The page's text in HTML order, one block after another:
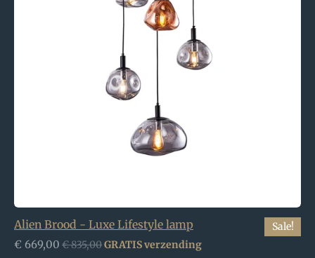
Sale!
Alien Brood - Luxe Lifestyle lamp
€ 669,00 € 835,00GRATIS verzending